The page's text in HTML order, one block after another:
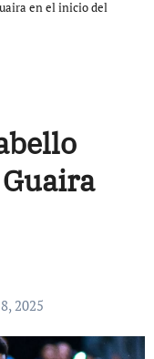
en el inicio del
2025